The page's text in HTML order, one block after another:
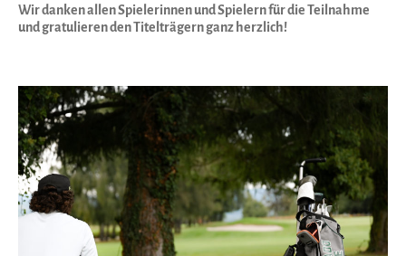
Wir danken allen Spielerinnen und Spielern für die Teilnahme
und gratulieren den Titelträgern ganz herzlich!